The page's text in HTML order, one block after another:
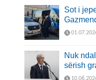
Sot i
Nuk
sërish